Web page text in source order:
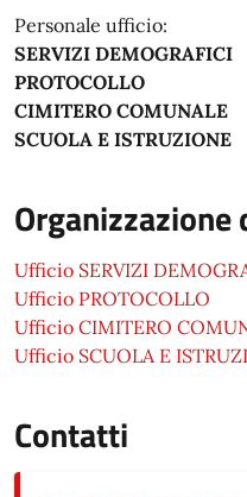
Personale ufficio:
SERVIZI DEMOGRAFICI
PROTOCOLLO
CIMITERO COMUNALE
SCUOLA E ISTRUZIONE
Ufficio SERVIZI
Ufficio PROTOCOLLO
Ufficio CIMITERO
Ufficio SCUOLA E
Contatti